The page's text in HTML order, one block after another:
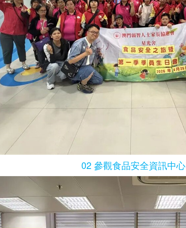
02 參觀食品安全資訊中心